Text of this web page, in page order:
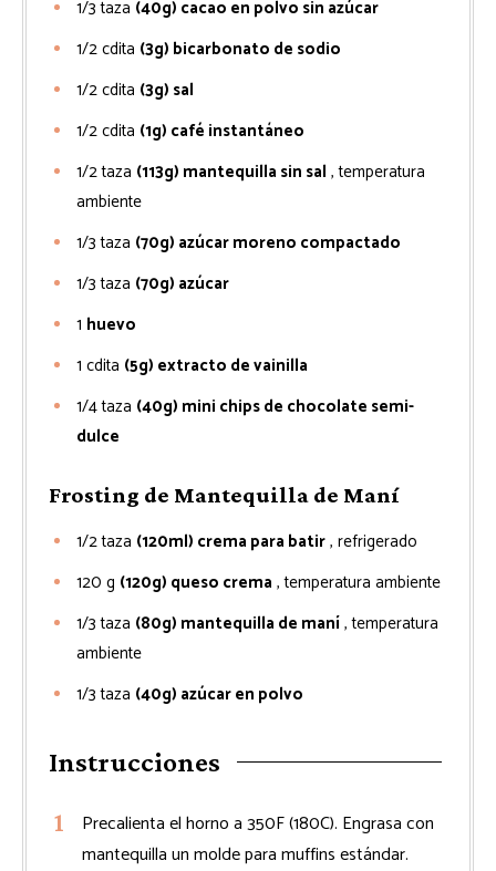
1/3 taza (40g) cacao en polvo sin azúcar
1/2cdita (3g) bicarbonato de sodio
1/2cdita (3g) sal
1/2cdita (1g) café instantáneo
1/2taza (113g) mantequilla sin sal , temperatura
ambiente
1/3 taza (70g) azúcar moreno compactado
1/3 taza (70g) azúcar
1 huevo
1 cdita (5g) extracto de vainilla
1/4taza (40g) mini chips de chocolate semi-
dulce
Frosting de Mantequilla de Maní
1/2taza (120ml) crema para batir, refrigerado
120 g (120g) queso crema , temperatura ambiente
1/3 taza (80g) mantequilla de maní, temperatura
ambiente
1/3 taza (40g) azúcar en polvo
Instrucciones
Precalienta el horno a 350F (180C). Engrasa con
mantequilla un molde para muffins estándar.